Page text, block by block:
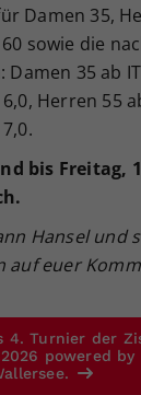
Damen 35,
sowie die
Damen 35 ab
Herren 55
bis Freitag,
Hansel und
auf euer
4. Turnier der
powered by